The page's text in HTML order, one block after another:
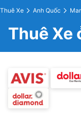
Thuê Xe Anh Quốc
Thuê Xe